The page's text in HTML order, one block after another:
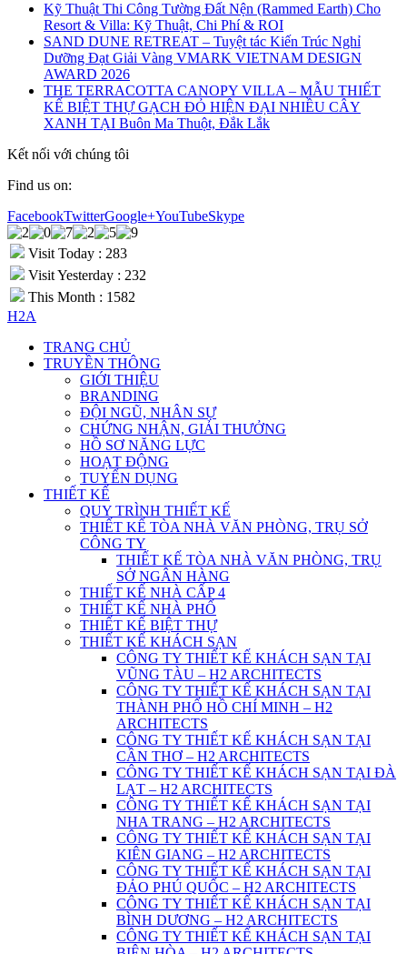
Kỹ Thuật Thi Công Tường Đất Nện (Rammed Earth) Cho
Resort & Villa: Kỹ Thuật, Chi Phí & ROI
SAND DUNE RETREAT – Tuyệt tác Kiến Trúc Nghỉ
Dưỡng Đạt Giải Vàng VMARK VIETNAM DESIGN
AWARD 2026
THE TERRACOTTA CANOPY VILLA – MẪU THIẾT
KẾ BIỆT THỰ GẠCH ĐỎ HIỆN ĐẠI NHIỀU CÂY
XANH TẠI Buôn Ma Thuột, Đắk Lắk
Kết nối với chúng tôi
Find us on:
FacebookTwitterGoogle+YouTubeSkype
Visit Today : 283
Visit Yesterday : 232
This Month : 1582
H2A
TRANG CHỦ
TRUYỀN THÔNG
GIỚI THIỆU
BRANDING
ĐỘI NGŨ, NHÂN SỰ
CHỨNG NHẬN, GIẢI THƯỞNG
HỒ SƠ NĂNG LỰC
HOẠT ĐỘNG
TUYỂN DỤNG
THIẾT KẾ
QUY TRÌNH THIẾT KẾ
THIẾT KẾ TÒA NHÀ VĂN PHÒNG, TRỤ SỞ
CÔNG TY
THIẾT KẾ TÒA NHÀ VĂN PHÒNG, TRỤ
SỞ NGÂN HÀNG
THIẾT KẾ NHÀ CẤP 4
THIẾT KẾ NHÀ PHỐ
THIẾT KẾ BIỆT THỰ
THIẾT KẾ KHÁCH SẠN
CÔNG TY THIẾT KẾ KHÁCH SẠN TẠI
VŨNG TÀU – H2 ARCHITECTS
CÔNG TY THIẾT KẾ KHÁCH SẠN TẠI
THÀNH PHỐ HỒ CHÍ MINH – H2
ARCHITECTS
CÔNG TY THIẾT KẾ KHÁCH SẠN TẠI
CẦN THƠ – H2 ARCHITECTS
CÔNG TY THIẾT KẾ KHÁCH SẠN TẠI ĐÀ
LẠT – H2 ARCHITECTS
CÔNG TY THIẾT KẾ KHÁCH SẠN TẠI
NHA TRANG – H2 ARCHITECTS
CÔNG TY THIẾT KẾ KHÁCH SẠN TẠI
KIÊN GIANG – H2 ARCHITECTS
CÔNG TY THIẾT KẾ KHÁCH SẠN TẠI
ĐẢO PHÚ QUỐC – H2 ARCHITECTS
CÔNG TY THIẾT KẾ KHÁCH SẠN TẠI
BÌNH DƯƠNG – H2 ARCHITECTS
CÔNG TY THIẾT KẾ KHÁCH SẠN TẠI